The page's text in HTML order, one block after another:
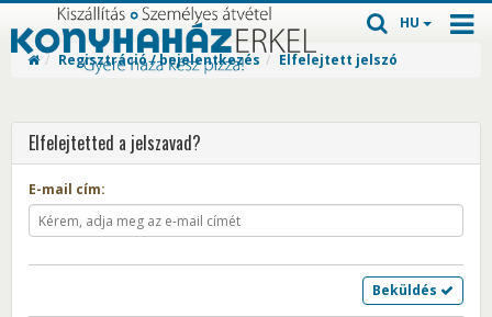
HU
Regisztráció / bejelentkezés
Elfelejtett jelszó
Elfelejtetted a jelszavad?
E-mail cím:
Beküldés